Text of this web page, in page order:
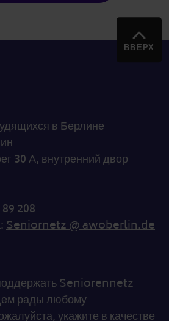
ВВЕРХ
в Берлине
30 А, внутренний двор
208
Seniornetz @ awoberlin.de
Seniorennetz
рады любому
укажите в качестве